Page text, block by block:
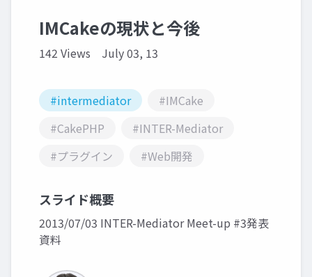
IMCakeの現状と今後
142 Views July 03, 13
#intermediator
#IMCake
#CakePHP
#INTER-Mediator
#プラグイン
#Web開発
スライド概要
2013/07/03 INTER-Mediator Meet-up #3発表
資料